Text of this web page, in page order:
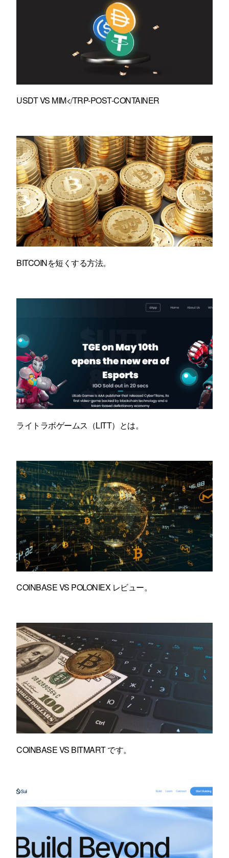
USDT VS MIM</TRP-POST-CONTAINER
BITCOINを短くする方法。
ライトラボゲームス（LITT）とは。
COINBASE VS POLONIEX レビュー。
COINBASE VS BITMART です。